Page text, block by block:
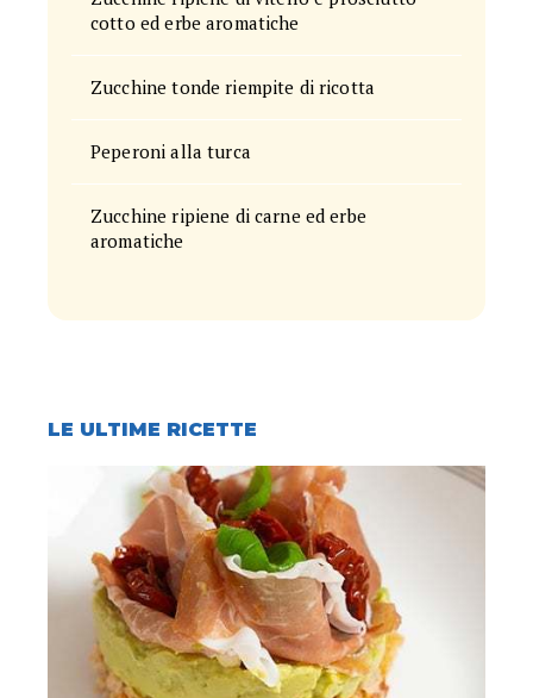
cotto ed erbe aromatiche
Zucchine tonde riempite di ricotta
Peperoni alla turca
Zucchine ripiene di carne ed erbe
aromatiche
LE ULTIME RICETTE